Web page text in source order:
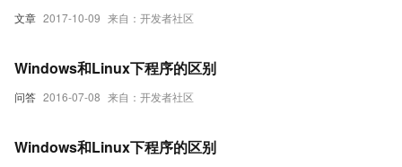
文章 2017-10-09 来自：开发者社区
问答 2016-07-08 来自：开发者社区
Windows和Linux下程序的区别
Windows和Linux下程序的区别